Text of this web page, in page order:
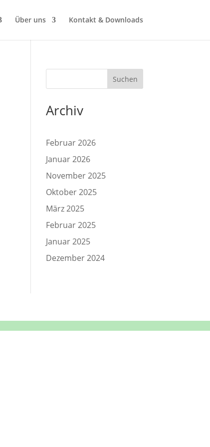
Über uns Kontakt & Downloads
Suchen
Archiv
Februar 2026
Januar 2026
November 2025
Oktober 2025
März 2025
Februar 2025
Januar 2025
Dezember 2024